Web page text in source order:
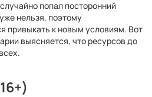
попал посторонний
нельзя, поэтому
привыкать к новым условиям. Вот
выясняется, что ресурсов до